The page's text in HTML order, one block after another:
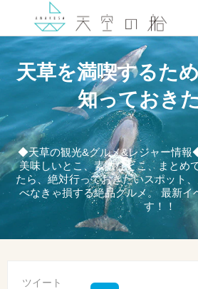
天空の船
ホテル竜宮
天ノ寂
記事一覧
コンテンツ
天草を満喫するた
知っておき
◆天草の観光&グルメ&レジャー情報
美味しいとこ、素敵なとこ、まとめ
たら、絶対行っておきたいスポット
べなきゃ損する絶品グルメ。 最新イ
す！！
ツイート